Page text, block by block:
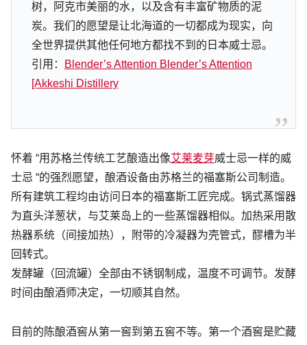
树，阿克市美丽的水，以及含有丰富矿物质的泥
炭。我们的愿望是让北海道的一切都成为现实，向
全世界提供其他任何地方都找不到的日本威士忌。
引用：
Blender’s Attention Blender’s Attention
[Akkeshi Distillery
怀着 “用苏格兰传统工艺酿造出像艾莱麦芽威士忌一样的威
士忌 “的强烈愿望，酿酒设备由苏格兰的福塞斯公司制造。
所有建筑工程均由访问日本的福塞斯工匠完成。锅式蒸馏器
为直头洋葱状，与艾莱岛上的一些蒸馏器相似。加热采用散
热器系统（间接加热），附带的冷凝器为壳管式，醪槽为半
回转式。
发酵罐（回流罐）全部由不锈钢制成，温度不可调节。发酵
时间由酿酒师决定，一切顺其自然。
目前的陈酿酒窖从第一窖到第五窖不等。第一个酒窖是贮藏